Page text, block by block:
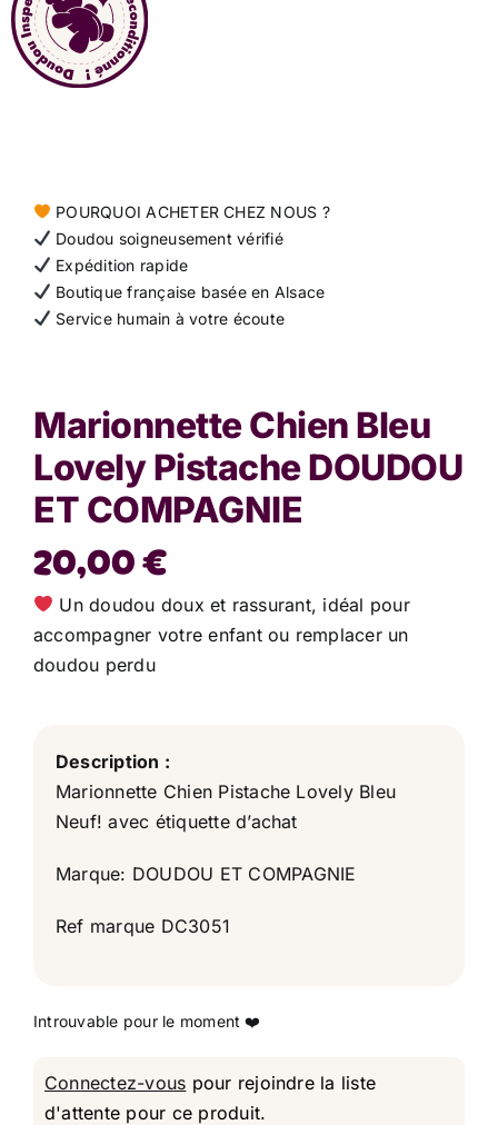
Contact
POURQUOI ACHETER CHEZ NOUS ?
Doudou soigneusement vérifié
Expédition rapide
Boutique française basée en Alsace
Service humain à votre écoute
Marionnette Chien Bleu
Lovely Pistache DOUDOU
ET COMPAGNIE
20,00€
Un doudou doux et rassurant, idéal pour
accompagner votre enfant ou remplacer un
doudou perdu
Description :
Marionnette Chien Pistache Lovely Bleu
Neuf! avec étiquette d’achat
Marque: DOUDOU ET COMPAGNIE
Ref marque DC3051
Connectez-vous pour rejoindre la liste
d'attente pour ce produit.